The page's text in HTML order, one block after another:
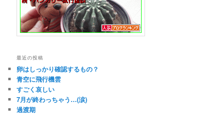
最近の投稿
卵はしっかり確認するもの？
青空に飛行機雲
すごく哀しい
7月が終わっちゃう…(涙)
過渡期